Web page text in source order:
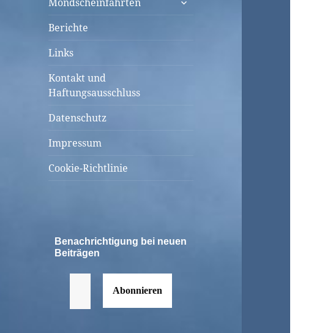
Berichte
Links
Kontakt und
Haftungsausschluss
Datenschutz
Impressum
Cookie-Richtlinie
Benachrichtigung bei neuen
Beiträgen